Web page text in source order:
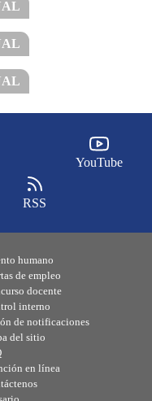
YouTube
RSS
humano
de empleo
docente
interno
de notificaciones
del sitio
en línea